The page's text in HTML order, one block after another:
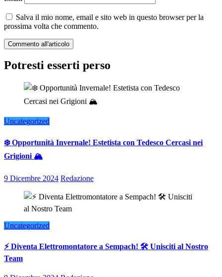
Salva il mio nome, email e sito web in questo browser per la
prossima volta che commento.
Potresti esserti perso
Uncategorized
❄️ Opportunità Invernale! Estetista con Tedesco Cercasi nei
Grigioni 🏔️
9 Dicembre 2024 Redazione
Uncategorized
⚡ Diventa Elettromontatore a Sempach! 🛠️ Unisciti al Nostro
Team